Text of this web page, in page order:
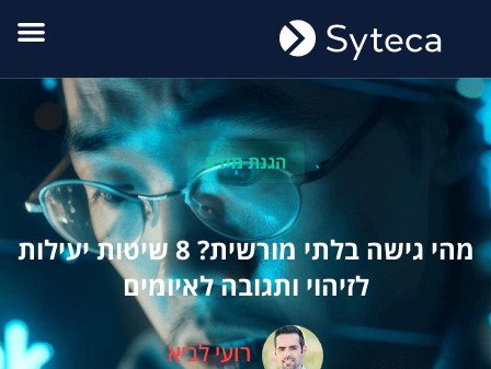
הגנת מידע
מהי גישה בלתי מורשית? 8 שיטות יעילות
לזיהוי ותגובה לאיומים
רועי לביא